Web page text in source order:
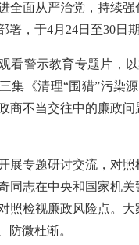
面从严治党，持续强
署，于4月24日至30日
警示教育专题片，以
集《清理“围猎”污染
商不当交往中的廉政
专题研讨交流，对照
同志在中央和国家机
照检视廉政风险点。
防微杜渐。